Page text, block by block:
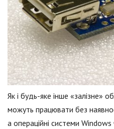
Як і будь-яке інше «залізне»
можуть працювати без
а операційні системи Windows